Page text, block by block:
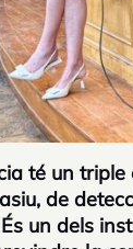
té un
de
un dels